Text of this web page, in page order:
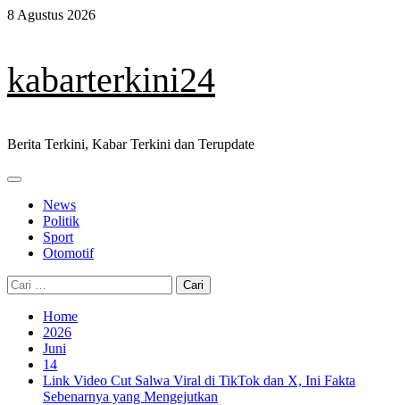
Skip
8 Agustus 2026
kabarterkini24
Berita Terkini, Kabar Terkini dan Terupdate
Primary
News
Politik
Sport
Otomotif
Cari
untuk:
Home
2026
Juni
14
Link Video Cut Salwa Viral di TikTok dan X, Ini Fakta
Sebenarnya yang Mengejutkan